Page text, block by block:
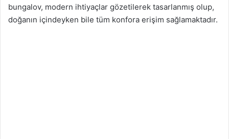
bungalov, modern ihtiyaçlar gözetilerek tasarlanmış olup,
doğanın içindeyken bile tüm konfora erişim sağlamaktadır.